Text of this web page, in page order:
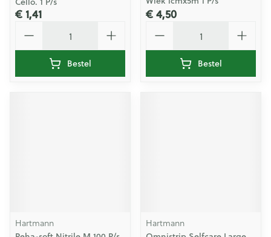
€ 1,41
Bestel
€ 4,50
Bestel
Hartmann Hartmann